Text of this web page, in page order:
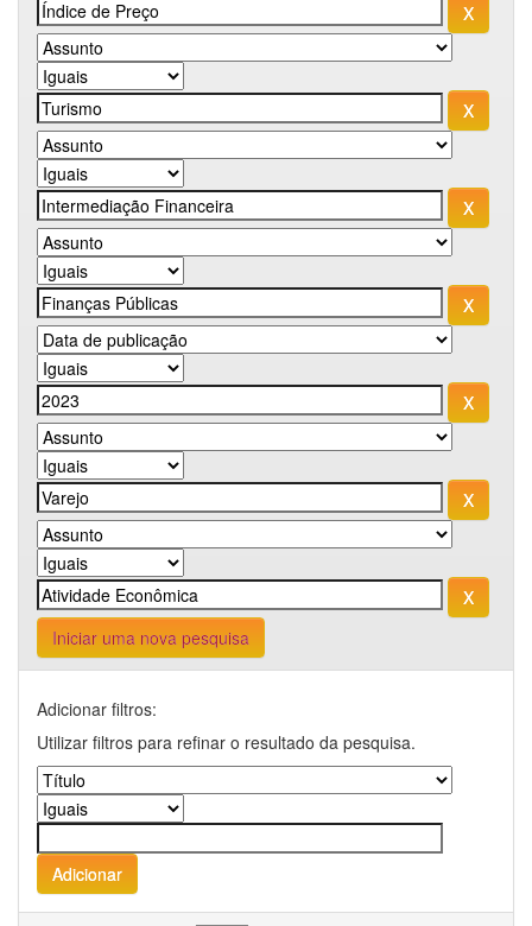
Iniciar uma nova pesquisa
Adicionar filtros:
Utilizar filtros para refinar o resultado da pesquisa.